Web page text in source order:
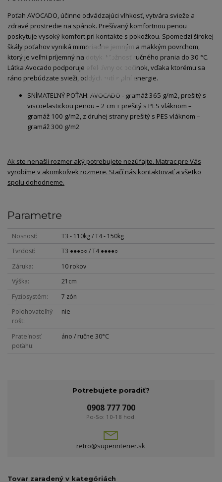
Poťah AVOCADO, účinne odvádzajúci vlhkosť, vytvára svieže a
zdravé prostredie na spánok. Prešívaný komfortnou penou
poskytuje vysoký komfort pri kontakte s pokožkou. Spomedzi širokej
škály poťahov vyniká mimoriadne jemným a mäkkým povrchom,
ktorý je veľmi príjemný na dotyk. Možnosť ručného prania do 30 °C.
Látka Avocado podporuje efektívny odpočinok, vďaka ktorému sa
ráno prebúdzate svieži, oddýchnutí a plní energie.
SNÍMATEĽNÝ POŤAH: AVOCADO - gramáž 365 g/m2, prešitý s
viscoelastickou penou – 2 cm + prešitý s PES vláknom –
gramáž 100 g/m2, z druhej strany prešitý s PES vláknom –
gramáž 300 g/m2
Ak ste nenašli rozmer aký potrebujete nezúfajte. Matrac pre Vás
vyrobíme v akomkoľvek rozmere. Stačí nás kontaktovať a všetko
spolu dohodneme.
Parametre
Nosnosť
T3 - 110kg / T4 - 150kg
Tvrdosť
T3 ●●●○○ / T4 ●●●●○
Záruka
10 rokov
Výška
21cm
Fyziosystém
7 zón
Polohovateľný
rošt
nie
Prateľnosť
poťahu
áno / ručne 30°C
Potrebujete poradiť?
0908 777 700
Po-So: 10-18 hod.
retro@superinterier.sk
Tovar zaradený v kategóriách